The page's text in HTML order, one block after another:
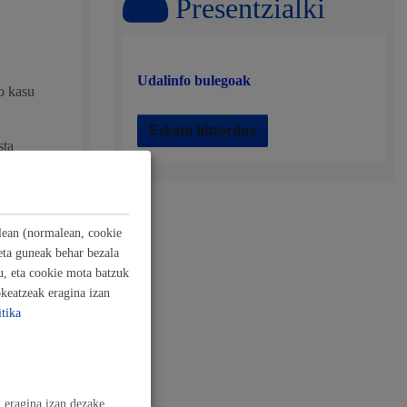
eta enplegua
Presentzialki
Udalinfo bulegoak
Eskatu hitzordua
kasu
(normalean, cookie
guneak behar bezala
eta cookie mota batzuk
eragina izan
izan dezake